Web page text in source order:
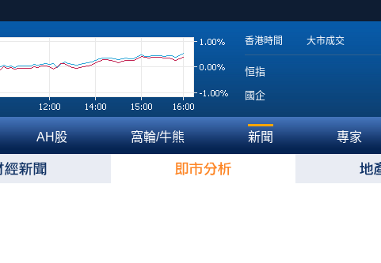
香港時間 大市成交
恒指
國企
AH股 窩輪/牛熊 新聞 專家